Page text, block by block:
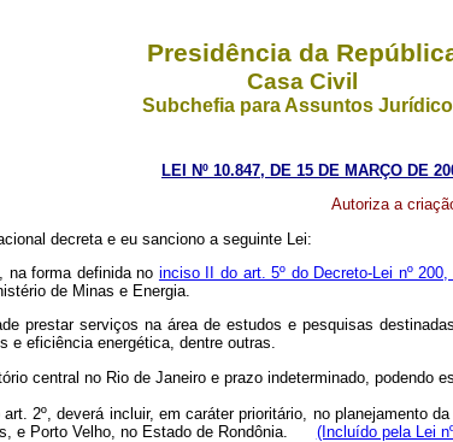
Presidência da
Casa Civil
Subchefia para Assuntos
LEI Nº 10.847, DE 15 DE MARÇO DE
Autoriza a
decreta e eu sanciono a seguinte Lei:
na forma definida no inciso II do art. 5º do Decreto-Lei nº
de Minas e Energia.
prestar serviços na área de estudos e pesquisas
e eficiência energética, dentre outras.
central no Rio de Janeiro e prazo indeterminado, podendo
2º, deverá incluir, em caráter prioritário, no planejamento
e Porto Velho, no Estado de Rondônia. (Incluído pela Lei